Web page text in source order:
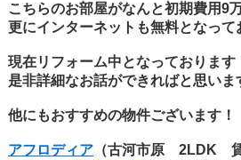
こちらのお部屋がなんと初期費用9
更にインターネットも無料となって
現在リフォーム中となっております
是非詳細なお話ができればと思いま
他にもおすすめの物件ございます
アフロディア（古河市原 2LDK 賃